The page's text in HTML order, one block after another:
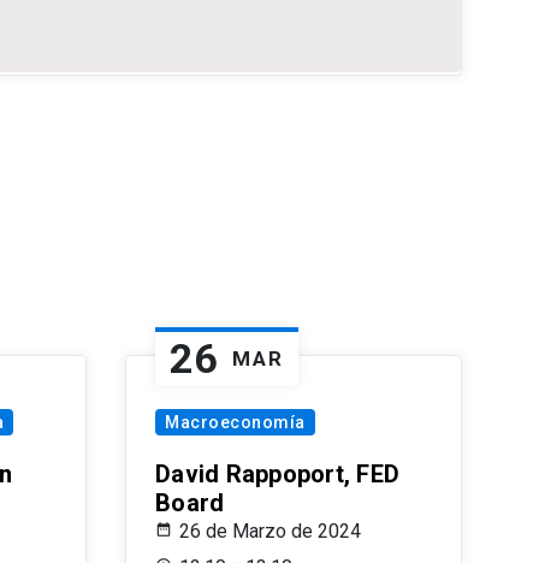
26 MAR
Macroeconomía
David Rappoport, FED
Board
26 de Marzo de 2024